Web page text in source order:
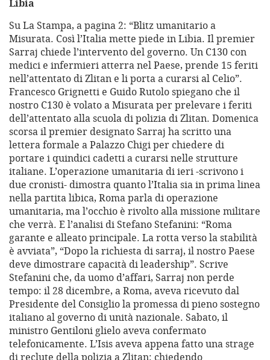
Libia
Su La Stampa, a pagina 2: “Blitz umanitario a
Misurata. Così l’Italia mette piede in Libia. Il premier
Sarraj chiede l’intervento del governo. Un C130 con
medici e infermieri atterra nel Paese, prende 15 feriti
nell’attentato di Zlitan e li porta a curarsi al Celio”.
Francesco Grignetti e Guido Rutolo spiegano che il
nostro C130 è volato a Misurata per prelevare i feriti
dell’attentato alla scuola di polizia di Zlitan. Domenica
scorsa il premier designato Sarraj ha scritto una
lettera formale a Palazzo Chigi per chiedere di
portare i quindici cadetti a curarsi nelle strutture
italiane. L’operazione umanitaria di ieri -scrivono i
due cronisti- dimostra quanto l’Italia sia in prima linea
nella partita libica, Roma parla di operazione
umanitaria, ma l’occhio è rivolto alla missione militare
che verrà. E l’analisi di Stefano Stefanini: “Roma
garante e alleato principale. La rotta verso la stabilità
è avviata”, “Dopo la richiesta di sarraj, il nostro Paese
deve dimostrare capacità di leadership”. Scrive
Stefanini che, da uomo d’affari, Sarraj non perde
tempo: il 28 dicembre, a Roma, aveva ricevuto dal
Presidente del Consiglio la promessa di pieno sostegno
italiano al governo di unità nazionale. Sabato, il
ministro Gentiloni glielo aveva confermato
telefonicamente. L’Isis aveva appena fatto una strage
di reclute della polizia a Zlitan: chiedendo